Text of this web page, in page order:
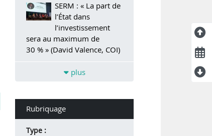
SERM : « La part de
l’État dans
l’investissement
sera au maximum de
30 % » (David Valence, COI)
plus
Rubriquage
Type :